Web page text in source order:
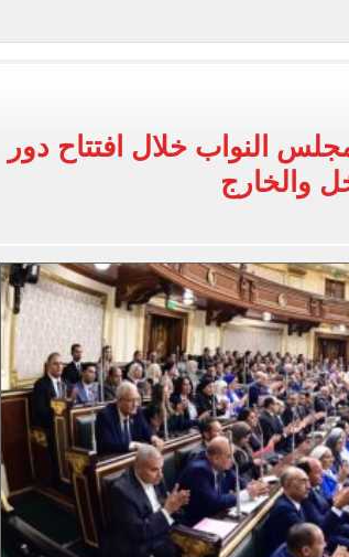
متنوعة من خلال منصتى الاستثمار المصري والأجنبي
ضم محمد علي بن رمضان لاعب الأهلى
طرابزون سبور غيّر منظور العالم للدورى التركى
النواب خلال افتتاح دور
والخارج